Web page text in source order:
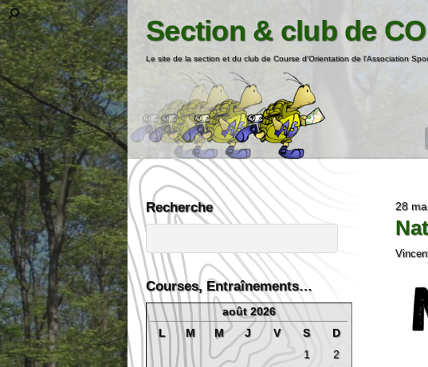
Section & club de
Le site de la section et du club de Course d'Orientation de l'Association
28
Recherche
Courses, Entraînements…
août 2026
L
M M J V S
D
1
2